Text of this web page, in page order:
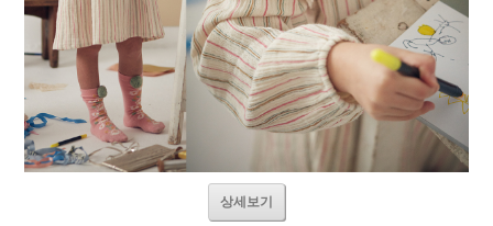
상세보기